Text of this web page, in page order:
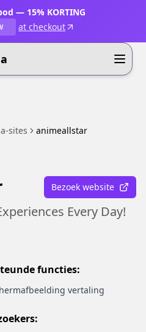
— 15% KORTING
at checkout
sites animeallstar
Bezoek website
Every Day!
functies:
vertaling